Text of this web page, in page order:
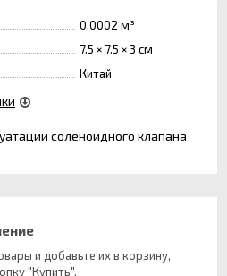
0.0002 м³
7.5 × 7.5 × 3 см
Китай
соленоидного клапана
и добавьте их в корзину,
"Купить".